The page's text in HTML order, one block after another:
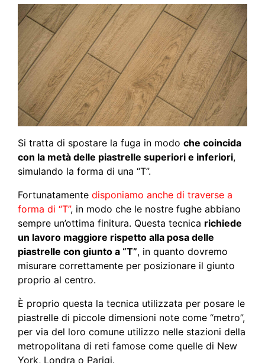
Si tratta di spostare la fuga in modo che coincida
con la metà delle piastrelle superiori e inferiori,
simulando la forma di una “T”.
Fortunatamente disponiamo anche di traverse a
forma di “T”, in modo che le nostre fughe abbiano
sempre un’ottima finitura. Questa tecnica richiede
un lavoro maggiore rispetto alla posa delle
piastrelle con giunto a “T”, in quanto dovremo
misurare correttamente per posizionare il giunto
proprio al centro.
È proprio questa la tecnica utilizzata per posare le
piastrelle di piccole dimensioni note come “metro”,
per via del loro comune utilizzo nelle stazioni della
metropolitana di reti famose come quelle di New
York, Londra o Parigi.